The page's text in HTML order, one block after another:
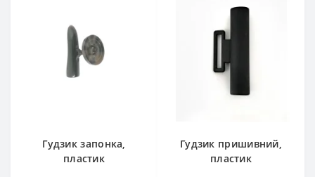
Гудзик запонка,
пластик
Гудзик пришивний,
пластик